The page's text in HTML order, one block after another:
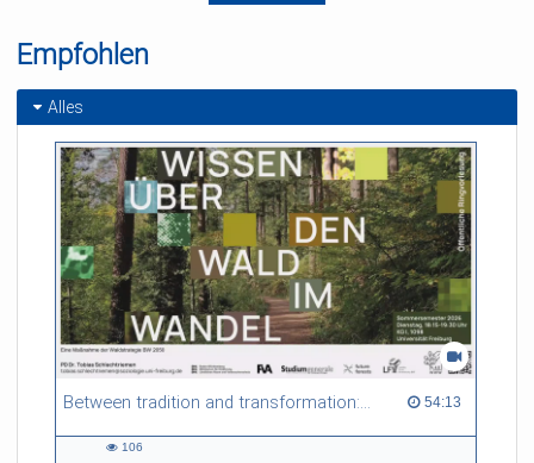
Prof. Dr. Stefanie Steiner-
Grage
Empfohlen
Alles
Between tradition and transformation: how owners, advisers and institutions co-create knowledge for resilient forests in Europe 54:13
54:13 duration
106